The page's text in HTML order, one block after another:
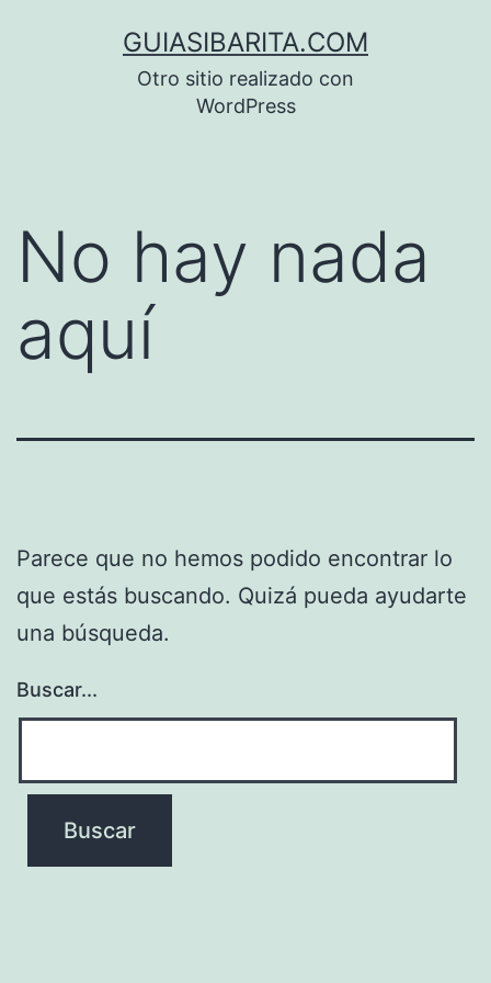
GUIASIBARITA.COM
Otro sitio realizado con
WordPress
No hay nada
aquí
Parece que no hemos podido encontrar lo
que estás buscando. Quizá pueda ayudarte
una búsqueda.
Buscar...